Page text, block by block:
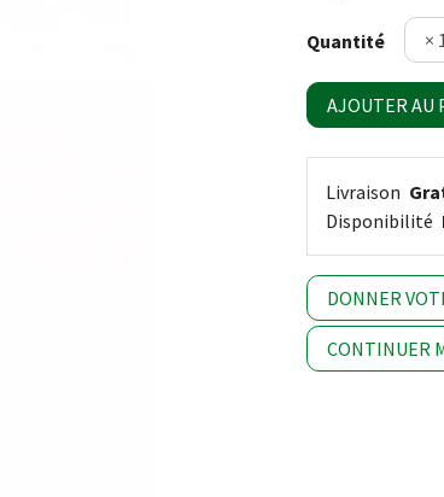
Quantité
AJOUTER AU
Livraison
Disponibilité
DONNER
CONTINUER